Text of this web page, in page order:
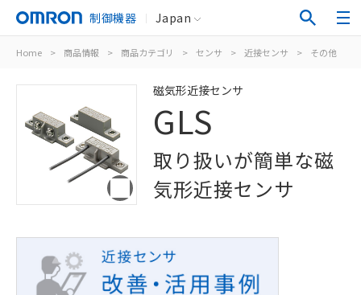
制御機器 Japan
Home > 商品情報 > 商品カテゴリ > センサ > 近接センサ > その他
磁気形近接センサ
GLS
取り扱いが簡単な磁
気形近接センサ